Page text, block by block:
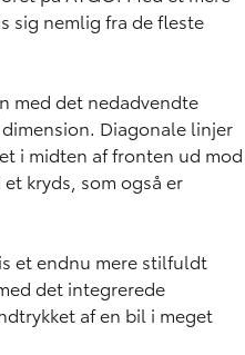
sig nemlig fra de fleste
med det nedadvendte
Diagonale linjer
i midten af fronten ud mod
kryds, som også er
et endnu mere stilfuldt
det integrerede
af en bil i meget